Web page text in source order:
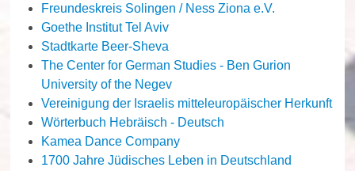
Freundeskreis Solingen / Ness Ziona e.V.
Goethe Institut Tel Aviv
Stadtkarte Beer-Sheva
The Center for German Studies - Ben Gurion
University of the Negev
Vereinigung der Israelis mitteleuropäischer Herkunft
Wörterbuch Hebräisch - Deutsch
Kamea Dance Company
1700 Jahre Jüdisches Leben in Deutschland